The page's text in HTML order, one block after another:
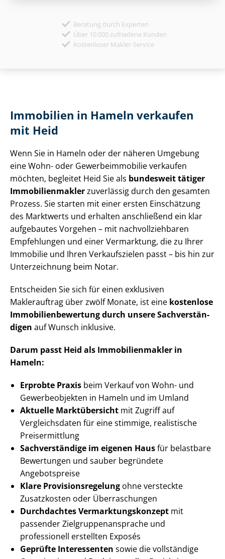
Beratung durch Experten
Über 10.000 zufriedene Kunden
Kostenloser Makler-Service
Immobilien in Hameln verkaufen
mit Heid
Wenn Sie in Hameln oder der näheren Umgebung
eine Wohn- oder Ge­wer­be­im­mo­bi­lie verkaufen
möchten, begleitet Heid Sie als bundesweit tätiger
Im­mo­bi­li­en­mak­lerzuverlässig durch den gesamten
Prozess. Sie starten mit einer ersten Einschätzung
des Marktwerts und erhalten anschließend ein klar
aufgebautes Vorgehen – mit nach­voll­zieh­ba­ren
Empfehlungen und einer Vermarktung, die zu Ihrer
Immobilie und Ihren Verkaufszielen passt – bis hin zur
Unterzeichnung beim Notar.
Entscheiden Sie sich für einen exklusiven
Maklerauftrag über zwölf Monate, ist eine kostenlose
Im­mo­bi­li­en­be­wer­tung durch unsere Sach­ver­stän­
di­gen auf Wunsch inklusive.
Darum passt Heid als Im­mo­bi­li­en­mak­ler in
Hameln:
Erprobte Praxis beim Verkauf von Wohn- und
Gewerbeobjekten in Hameln und im Umland
Aktuelle Marktübersicht mit Zugriff auf
Vergleichsdaten für eine stimmige, realistische
Preisermittlung
Sachverständige im eigenen Hausfür belastbare
Bewertungen und sauber begründete
Angebotspreise
Klare Pro­vi­si­ons­re­ge­lung ohne versteckte
Zusatzkosten oder Überraschungen
Durchdachtes Ver­mark­tungs­kon­zept mit
passender Ziel­grup­pen­an­spra­che und
professionell erstellten Exposés
Geprüfte Interessenten sowie die vollständige